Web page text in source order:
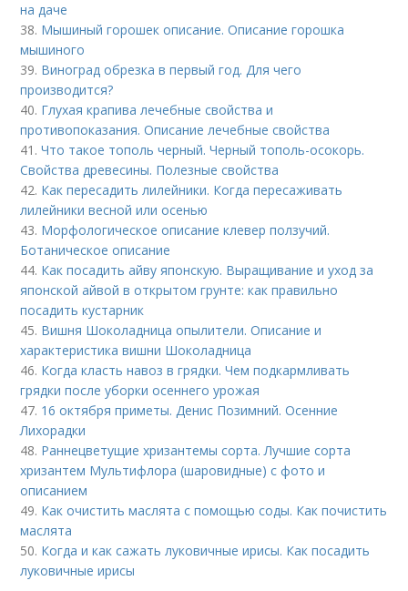
на даче
38. Мышиный горошек описание. Описание горошка
мышиного
39. Виноград обрезка в первый год. Для чего
производится?
40. Глухая крапива лечебные свойства и
противопоказания. Описание лечебные свойства
41.Что такое тополь черный. Черный тополь-осокорь.
Свойства древесины. Полезные свойства
42. Как пересадить лилейники. Когда пересаживать
лилейники весной или осенью
43. Морфологическое описание клевер ползучий.
Ботаническое описание
44. Как посадить айву японскую. Выращивание и уход за
японской айвой в открытом грунте: как правильно
посадить кустарник
45. Вишня Шоколадница опылители. Описание и
характеристика вишни Шоколадница
46. Когда класть навоз в грядки. Чем подкармливать
грядки после уборки осеннего урожая
47. 16 октября приметы. Денис Позимний. Осенние
Лихорадки
48. Раннецветущие хризантемы сорта. Лучшие сорта
хризантем Мультифлора (шаровидные) с фото и
описанием
49. Как очистить маслята с помощью соды. Как почистить
маслята
50. Когда и как сажать луковичные ирисы. Как посадить
луковичные ирисы